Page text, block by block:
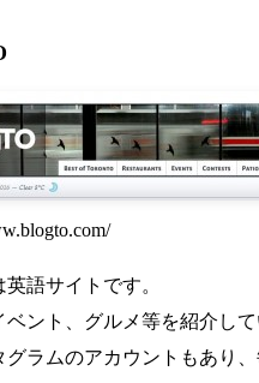
英語サイトです。
ベント、グルメ等を紹介して
グラムのアカウントもあり